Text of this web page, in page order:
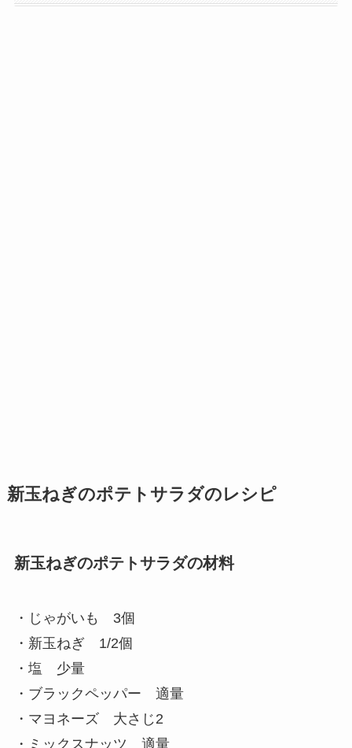
新玉ねぎのポテトサラダのレシピ
新玉ねぎのポテトサラダの材料
・じゃがいも 3個
・新玉ねぎ 1/2個
・塩 少量
・ブラックペッパー 適量
・マヨネーズ 大さじ2
・ミックスナッツ 適量